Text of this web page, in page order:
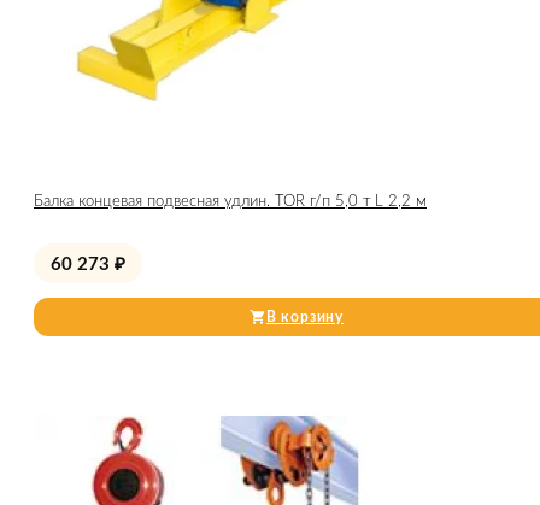
Балка концевая подвесная удлин. TOR г/п 5,0 т L 2,2 м
60 273 ₽
В корзину